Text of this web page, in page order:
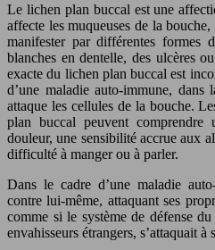
Le lichen plan buccal est une
affecte les muqueuses de la
manifester par différentes formes
blanches en dentelle, des ulcères
exacte du lichen plan buccal est
d’une maladie auto-immune, dans
attaque les cellules de la bouche.
plan buccal peuvent comprendre
douleur, une sensibilité accrue aux
difficulté à manger ou à parler.
Dans le cadre d’une maladie
contre lui-même, attaquant ses
comme si le système de défense
envahisseurs étrangers, s’attaquait à